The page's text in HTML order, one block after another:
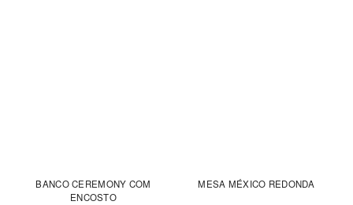
BANCO CEREMONY COM
ENCOSTO
MESA MÉXICO REDONDA